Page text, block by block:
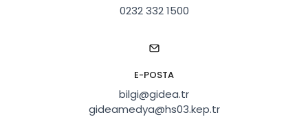
0232 332 1500
E-POSTA
bilgi@gidea.tr
gideamedya@hs03.kep.tr